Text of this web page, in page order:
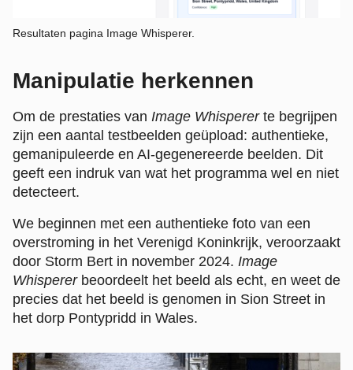
Resultaten pagina Image Whisperer.
Manipulatie herkennen
Om de prestaties van Image Whispererte begrijpen
zijn een aantal testbeelden geüpload: authentieke,
gemanipuleerde en AI-gegenereerde beelden. Dit
geeft een indruk van wat het programma wel en niet
detecteert.
We beginnen met een authentieke foto van een
overstroming in het Verenigd Koninkrijk, veroorzaakt
door Storm Bert in november 2024. Image
Whispererbeoordeelt het beeld als echt, en weet de
precies dat het beeld is genomen in Sion Street in
het dorp Pontypridd in Wales.